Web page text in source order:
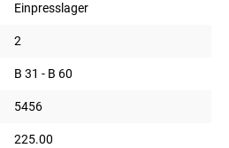
Einpresslager
2
B 31 - B 60
5456
225.00